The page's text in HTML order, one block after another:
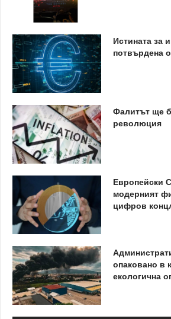
Истината за
потвърдена
Фалитът ще
революция
Европейски
модерният
цифров
опаковано в
екологична